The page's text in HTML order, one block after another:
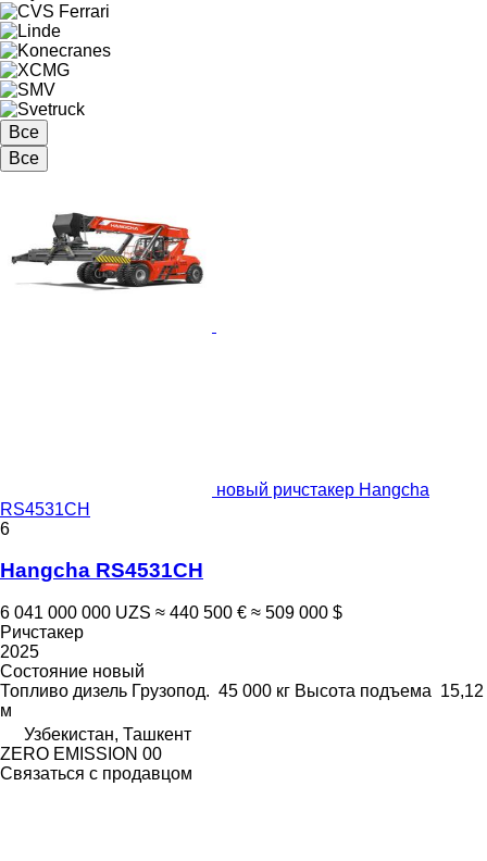
Все
Все
новый ричстакер Hangcha
RS4531CH
6
Hangcha RS4531CH
6 041 000 000 UZS ≈ 440 500 € ≈ 509 000 $
Ричстакер
2025
Состояние новый
Топливо дизель Грузопод. 45 000 кг Высота подъема 15,12
м
Узбекистан, Ташкент
ZERO EMISSION 00
Связаться с продавцом